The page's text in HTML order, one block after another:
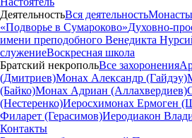
ДеятельностьВся деятельность
«Подворье в Сумароково»Духовно-
имени преподобного Венедикта
служениеВоскресная школа
Братский некропольВсе захоронения
(Дмитриев)Монах Александр (Гайдэу)
(Байко)Монах Адриан (Аллахвердиев)
(Нестеренко)Иеросхимонах Ермоген
Филарет (Герасимов)Иеродиакон
Контакты